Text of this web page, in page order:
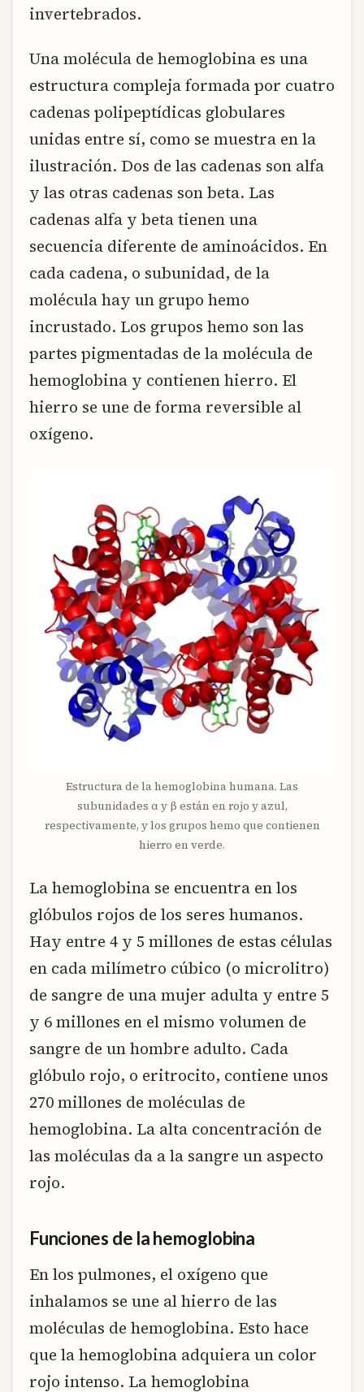
invertebrados.
Una molécula de hemoglobina es una
estructura compleja formada por cuatro
cadenas polipeptídicas globulares
unidas entre sí, como se muestra en la
ilustración. Dos de las cadenas son alfa
y las otras cadenas son beta. Las
cadenas alfa y beta tienen una
secuencia diferente de aminoácidos. En
cada cadena, o subunidad, de la
molécula hay un grupo hemo
incrustado. Los grupos hemo son las
partes pigmentadas de la molécula de
hemoglobina y contienen hierro. El
hierro se une de forma reversible al
oxígeno.
Estructura de la hemoglobina humana. Las
subunidades α y β están en rojo y azul,
respectivamente, y los grupos hemo que contienen
hierro en verde.
La hemoglobina se encuentra en los
glóbulos rojos de los seres humanos.
Hay entre 4 y 5 millones de estas células
en cada milímetro cúbico (o microlitro)
de sangre de una mujer adulta y entre 5
y 6 millones en el mismo volumen de
sangre de un hombre adulto. Cada
glóbulo rojo, o eritrocito, contiene unos
270 millones de moléculas de
hemoglobina. La alta concentración de
las moléculas da a la sangre un aspecto
rojo.
Funciones de la hemoglobina
En los pulmones, el oxígeno que
inhalamos se une al hierro de las
moléculas de hemoglobina. Esto hace
que la hemoglobina adquiera un color
rojo intenso. La hemoglobina